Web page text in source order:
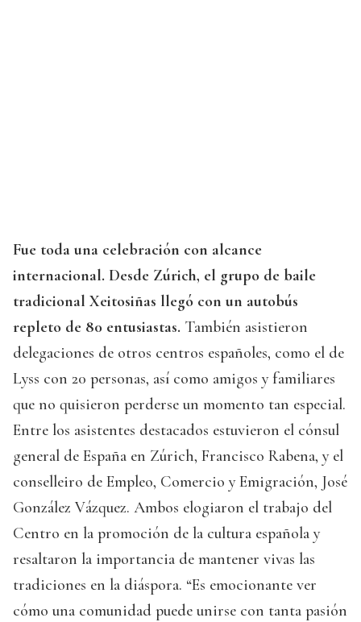
Fue toda una celebración con alcance
internacional. Desde Zúrich, el grupo de baile
tradicional Xeitosiñas llegó con un autobús
repleto de 80 entusiastas. También asistieron
delegaciones de otros centros españoles, como el de
Lyss con 20 personas, así como amigos y familiares
que no quisieron perderse un momento tan especial.
Entre los asistentes destacados estuvieron el cónsul
general de España en Zúrich, Francisco Rabena, y el
conselleiro de Empleo, Comercio y Emigración, José
González Vázquez. Ambos elogiaron el trabajo del
Centro en la promoción de la cultura española y
resaltaron la importancia de mantener vivas las
tradiciones en la diáspora. “Es emocionante ver
cómo una comunidad puede unirse con tanta pasión